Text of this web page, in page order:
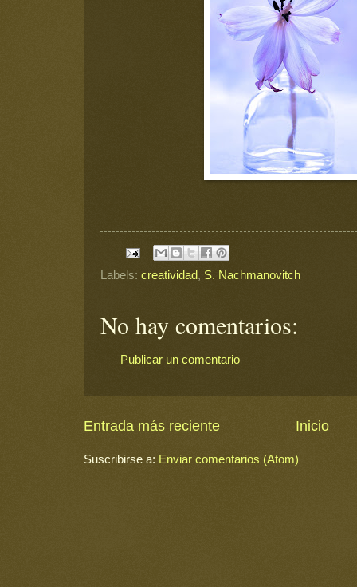
Labels: creatividad, S. Nachmanovitch
No hay comentarios:
Publicar un comentario
Entrada más reciente Inicio
Suscribirse a: Enviar comentarios (Atom)